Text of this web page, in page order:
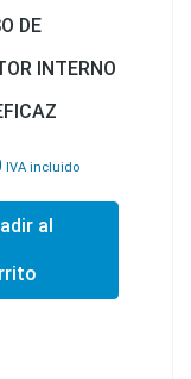
DE
INTERNO
IVA incluido
al